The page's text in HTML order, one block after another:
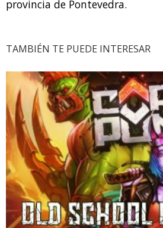
provincia de Pontevedra.
TAMBIÉN TE PUEDE INTERESAR